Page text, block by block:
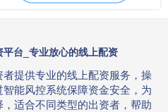
台_专业放心的线上配资
提供专业的线上配资服务，操
能风控系统保障资金安全，为
适合不同类型的出资者，帮助